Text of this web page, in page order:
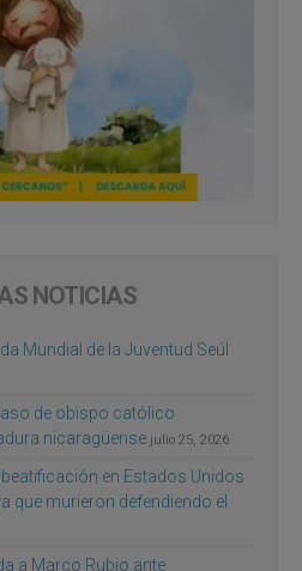
NOTICIAS
Mundial de la Juventud Seúl
de obispo católico
nicaragüense julio 25, 2026
en Estados Unidos
que murieron defendiendo el
a Marco Rubio ante